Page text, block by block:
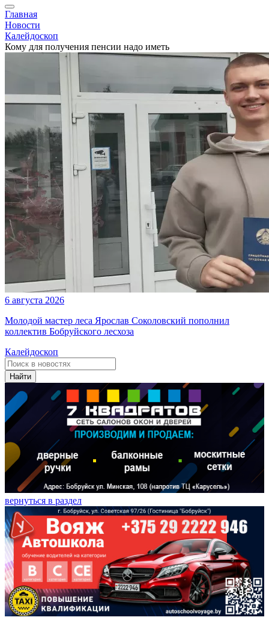
Главная
Новости
Калейдоскоп
Кому для получения пенсии надо иметь
6 августа 2026
Молодой мастер леса Ярослав Соколовский пополнил
коллектив Бобруйского лесхоза
Калейдоскоп
Найти
вернуться в раздел